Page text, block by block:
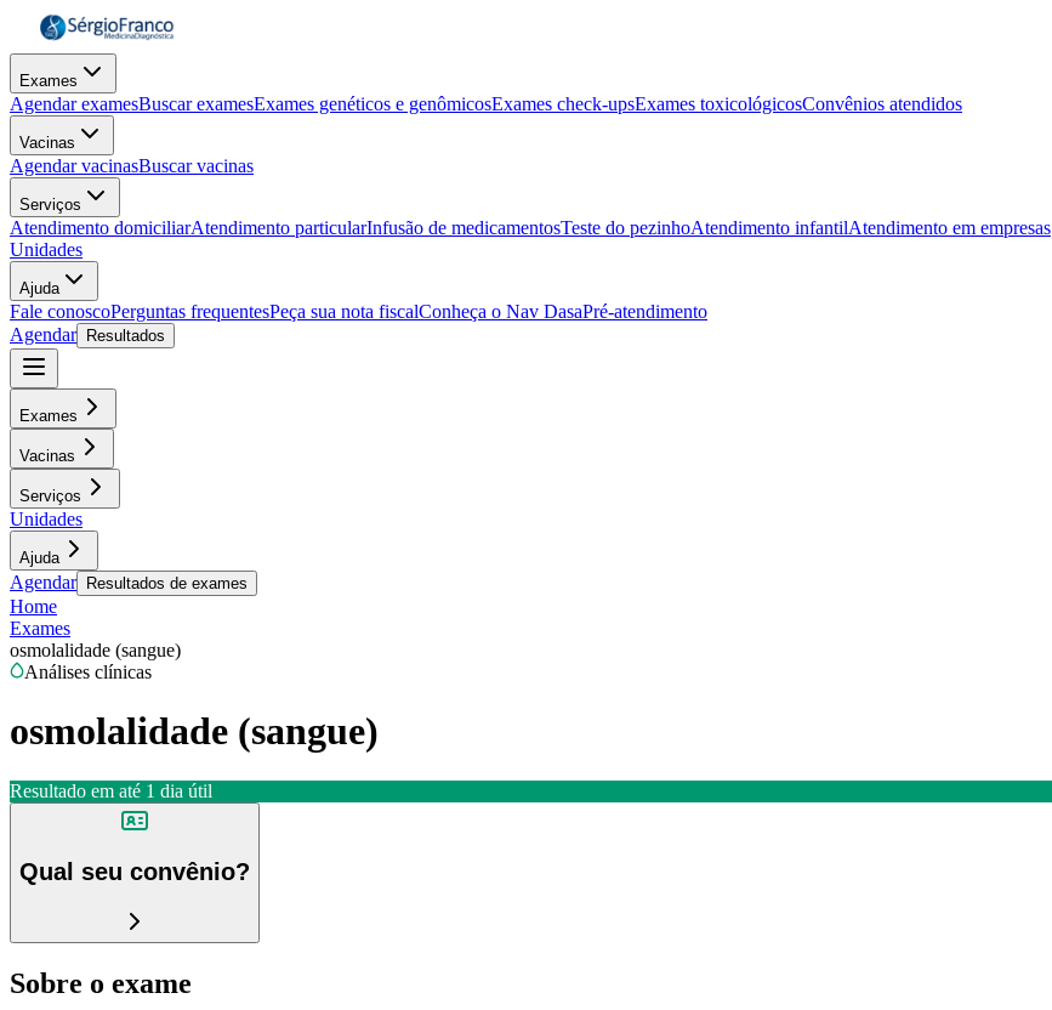
Exames
Agendar examesBuscar examesExames genéticos e genômicosExames check-upsExames toxicológicosConvênios atendidos
Vacinas
Agendar vacinasBuscar vacinas
Serviços
Atendimento domiciliarAtendimento particularInfusão de medicamentosTeste do pezinhoAtendimento infantilAtendimento em empresas
Unidades
Ajuda
Fale conoscoPerguntas frequentesPeça sua nota fiscalConheça o Nav DasaPré-atendimento
Agendar
Resultados
Exames
Vacinas
Serviços
Unidades
Ajuda
Agendar Resultados de exames
Home
Exames
osmolalidade (sangue)
Análises clínicas
osmolalidade (sangue)
Resultado em até 1 dia útil
Qual seu convênio?
Sobre o exame